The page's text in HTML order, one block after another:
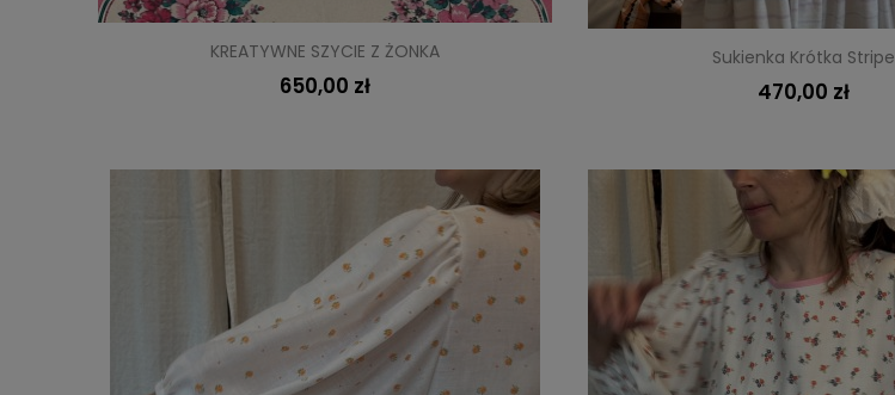
KREATYWNE SZYCIE Z ŻONKA
650,00 zł
Sukienka Krótka Stripe
470,00 zł